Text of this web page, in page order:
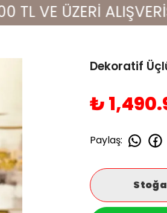
Dekoratif
₺
Paylaş: